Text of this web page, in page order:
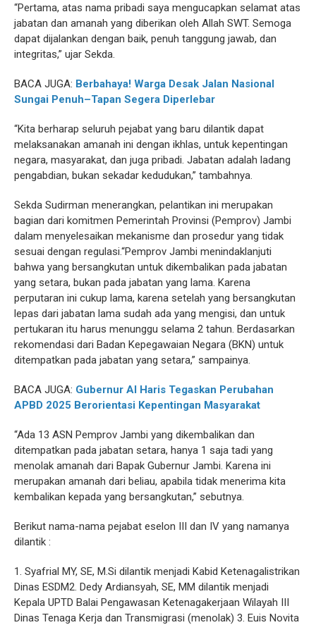
“Pertama, atas nama pribadi saya mengucapkan selamat atas
jabatan dan amanah yang diberikan oleh Allah SWT. Semoga
dapat dijalankan dengan baik, penuh tanggung jawab, dan
integritas,” ujar Sekda.
BACA JUGA: Berbahaya! Warga Desak Jalan Nasional
Sungai Penuh–Tapan Segera Diperlebar
“Kita berharap seluruh pejabat yang baru dilantik dapat
melaksanakan amanah ini dengan ikhlas, untuk kepentingan
negara, masyarakat, dan juga pribadi. Jabatan adalah ladang
pengabdian, bukan sekadar kedudukan,” tambahnya.
Sekda Sudirman menerangkan, pelantikan ini merupakan
bagian dari komitmen Pemerintah Provinsi (Pemprov) Jambi
dalam menyelesaikan mekanisme dan prosedur yang tidak
sesuai dengan regulasi.“Pemprov Jambi menindaklanjuti
bahwa yang bersangkutan untuk dikembalikan pada jabatan
yang setara, bukan pada jabatan yang lama. Karena
perputaran ini cukup lama, karena setelah yang bersangkutan
lepas dari jabatan lama sudah ada yang mengisi, dan untuk
pertukaran itu harus menunggu selama 2 tahun. Berdasarkan
rekomendasi dari Badan Kepegawaian Negara (BKN) untuk
ditempatkan pada jabatan yang setara,” sampainya.
BACA JUGA: Gubernur Al Haris Tegaskan Perubahan
APBD 2025 Berorientasi Kepentingan Masyarakat
“Ada 13 ASN Pemprov Jambi yang dikembalikan dan
ditempatkan pada jabatan setara, hanya 1 saja tadi yang
menolak amanah dari Bapak Gubernur Jambi. Karena ini
merupakan amanah dari beliau, apabila tidak menerima kita
kembalikan kepada yang bersangkutan,” sebutnya.
Berikut nama-nama pejabat eselon III dan IV yang namanya
dilantik :
1. Syafrial MY, SE, M.Si dilantik menjadi Kabid Ketenagalistrikan
Dinas ESDM2. Dedy Ardiansyah, SE, MM dilantik menjadi
Kepala UPTD Balai Pengawasan Ketenagakerjaan Wilayah III
Dinas Tenaga Kerja dan Transmigrasi (menolak) 3. Euis Novita